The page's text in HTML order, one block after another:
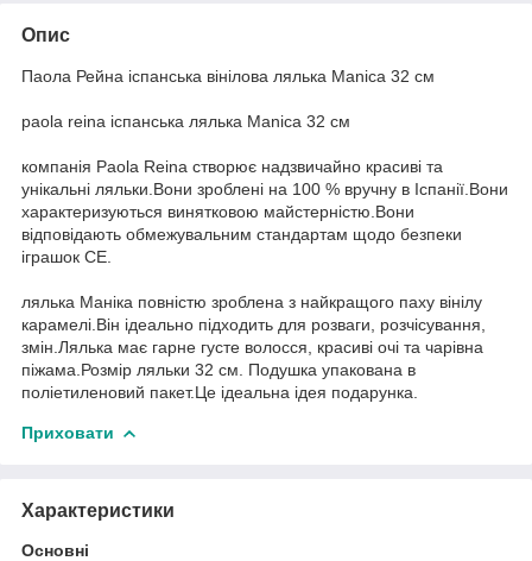
Опис
Паола Рейна іспанська вінілова лялька Manica 32 см
paola reina іспанська лялька Manica 32 см
компанія Paola Reina створює надзвичайно красиві та
унікальні ляльки.Вони зроблені на 100 % вручну в Іспанії.Вони
характеризуються винятковою майстерністю.Вони
відповідають обмежувальним стандартам щодо безпеки
іграшок CE.
лялька Маніка повністю зроблена з найкращого паху вінілу
карамелі.Він ідеально підходить для розваги, розчісування,
змін.Лялька має гарне густе волосся, красиві очі та чарівна
піжама.Розмір ляльки 32 см. Подушка упакована в
поліетиленовий пакет.Це ідеальна ідея подарунка.
Приховати
Характеристики
Основні